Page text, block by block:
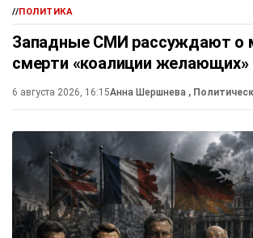
//ПОЛИТИКА
Западные СМИ рассуждают о
смерти «коалиции желающих»
6 августа 2026, 16:15Анна Шершнева ,